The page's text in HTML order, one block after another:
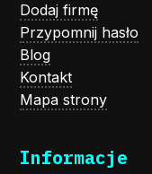
Dodaj firmę
Przypomnij hasło
Blog
Kontakt
Mapa strony
Informacje